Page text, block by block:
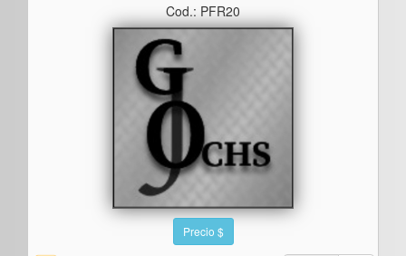
Cod.: PFR20
Precio $